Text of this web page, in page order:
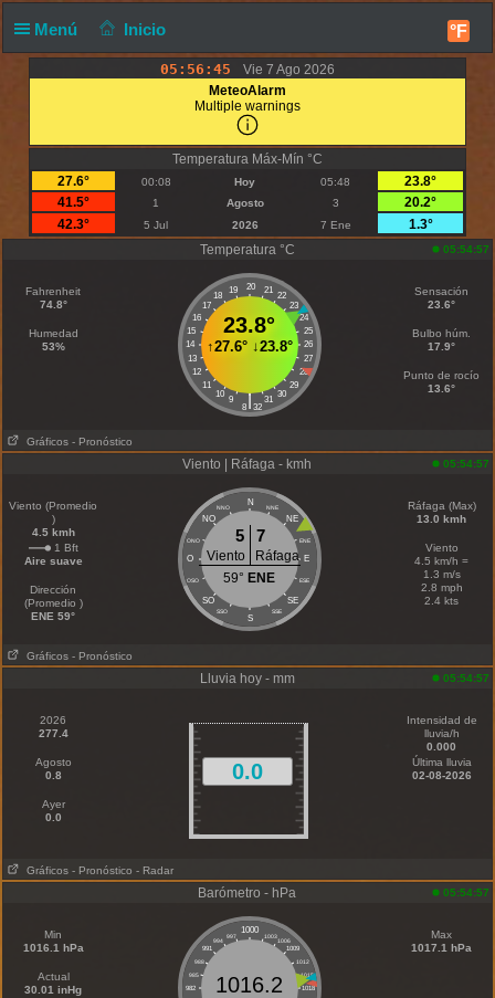
Menú Inicio °F
05:56:45
Vie 7 Ago 2026
MeteoAlarm
Multiple warnings
Temperatura Máx-Mín °C
27.6°
00:08 Hoy 05:48
23.8°
41.5°
1 Agosto 3
20.2°
42.3°
5 Jul 2026 7 Ene
1.3°
Temperatura °C
05:54:57
Fahrenheit
74.8°
Humedad
53%
20
19 21
18
22
17
23
16
24
15
25
14
26
13
27
12
28
11
29
10
30
9 31
|
8 32
23.8°
↑27.6°↓23.8°
Sensación
23.6°
Bulbo húm.
17.9°
Punto de rocío
13.6°
Gráficos - Pronóstico
Viento | Ráfaga - kmh 05:54:57
Viento (Promedio
)
4.5 kmh
1 Bft
Aire suave
Dirección
(Promedio )
ENE 59°
N
NNO NNE
NO NE
ONO ENE
O E
OSO ESE
SO SE
SSO SSE
S
5 7
Viento
Ráfaga
59° ENE
Ráfaga (Max)
13.0 kmh
Viento
4.5 km/h =
1.3 m/s
2.8 mph
2.4 kts
Gráficos - Pronóstico
Lluvia hoy - mm 05:54:57
2026
277.4
Agosto
0.8
Ayer
0.0
0.0
Intensidad de
lluvia/h
0.000
Última lluvia
02-08-2026
Gráficos - Pronóstico - Radar
Barómetro - hPa 05:54:57
Min
1016.1 hPa
Actual
30.01 inHg
1000
997 1003
994
1006
991
1009
988
1012
985
1015
982
1018
1016.2
Max
1017.1 hPa